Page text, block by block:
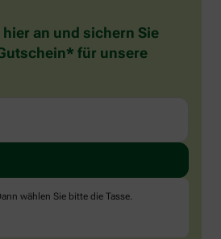
an und sichern Sie
für unsere
wählen Sie bitte die Tasse.